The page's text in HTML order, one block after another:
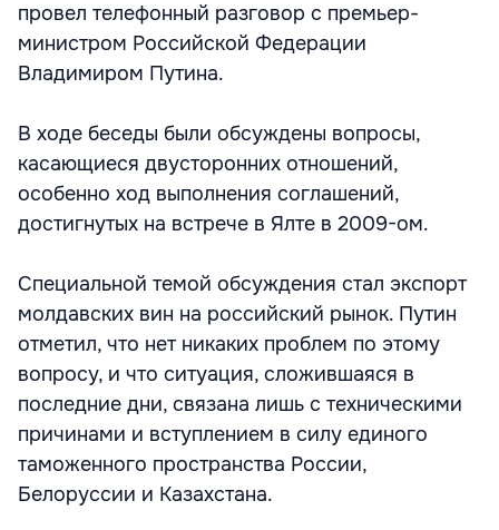
провел телефонный разговор с премьер-
министром Российской Федерации
Владимиром Путина.
В ходе беседы были обсуждены вопросы,
касающиеся двусторонних отношений,
особенно ход выполнения соглашений,
достигнутых на встрече в Ялте в 2009-ом.
Специальной темой обсуждения стал экспорт
молдавских вин на российский рынок. Путин
отметил, что нет никаких проблем по этому
вопросу, и что ситуация, сложившаяся в
последние дни, связана лишь с техническими
причинами и вступлением в силу единого
таможенного пространства России,
Белоруссии и Казахстана.